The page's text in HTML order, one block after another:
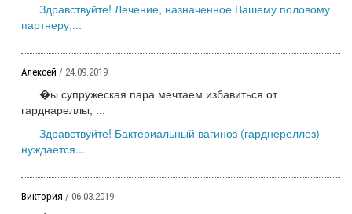
Здравствуйте! Лечение, назначенное Вашему половому
партнеру,...
Алексей / 24.09.2019
�ы супружеская пара мечтаем избавиться от
гарднареллы, ...
Здравствуйте! Бактериальный вагиноз (гарднереллез)
нуждается...
Виктория / 06.03.2019